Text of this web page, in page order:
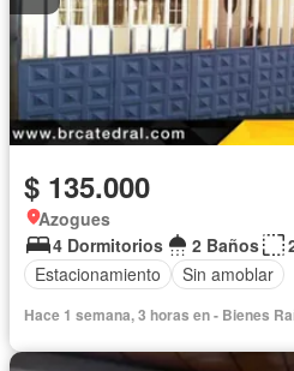
$ 135.000
Azogues
4 Dormitorios
2 Baños
Estacionamiento
Sin amoblar
Hace 1 semana, 3 horas en - Bienes